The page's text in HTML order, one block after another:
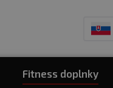
Fitness doplnky